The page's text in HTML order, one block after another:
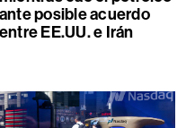
ante posible acuerdo
entre EE.UU. e Irán